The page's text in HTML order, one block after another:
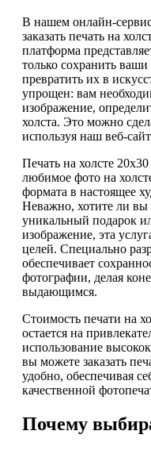
В нашем онлайн-
заказать печать на
платформа
только сохранить
превратить их в
упрощен: вам
изображение,
холста. Это можно
используя наш веб-
Печать на холсте
любимое фото на
формата в настоящее
Неважно, хотите ли вы
уникальный подарок
изображение, эта
целей. Специально
обеспечивает
фотографии, делая
выдающимся.
Стоимость печати на
остается на
использование
вы можете заказать
удобно, обеспечивая
качественной
Почему